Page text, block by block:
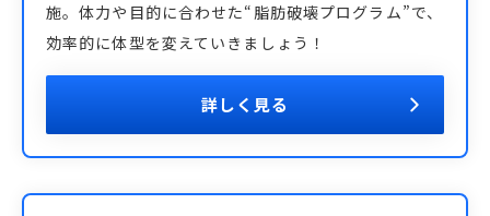
施。体力や目的に合わせた“脂肪破壊プログラム”で、
効率的に体型を変えていきましょう！
詳しく見る